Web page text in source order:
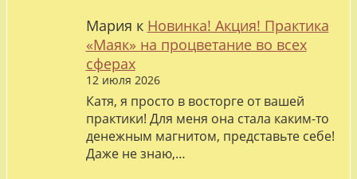
Мария к Новинка! Акция! Практика
«Маяк» на процветание во всех
сферах
12 июля 2026
Катя, я просто в восторге от вашей
практики! Для меня она стала каким-то
денежным магнитом, представьте себе!
Даже не знаю,…